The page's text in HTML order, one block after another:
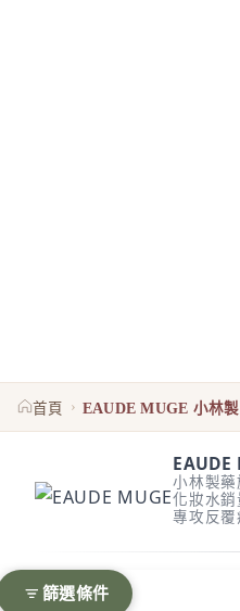
EAUDE
首頁 › EAUDE MUGE 小林
EAUDE
小林製
化妝水銷
專攻反覆
篩選條件